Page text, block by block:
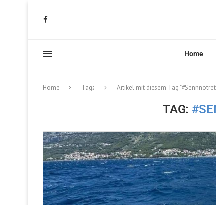
Home
Home Tags Artikel mit diesem Tag
TAG: